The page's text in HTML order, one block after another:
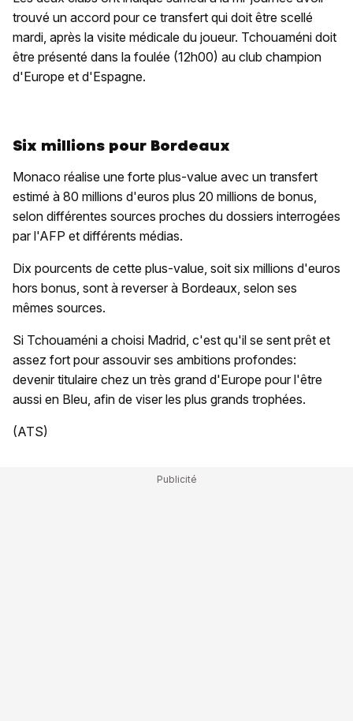
trouvé un accord pour ce transfert qui doit être scellé
mardi, après la visite médicale du joueur. Tchouaméni doit
être présenté dans la foulée (12h00) au club champion
d'Europe et d'Espagne.
Six millions pour Bordeaux
Monaco réalise une forte plus-value avec un transfert
estimé à 80 millions d'euros plus 20 millions de bonus,
selon différentes sources proches du dossiers interrogées
par l'AFP et différents médias.
Dix pourcents de cette plus-value, soit six millions d'euros
hors bonus, sont à reverser à Bordeaux, selon ses
mêmes sources.
Si Tchouaméni a choisi Madrid, c'est qu'il se sent prêt et
assez fort pour assouvir ses ambitions profondes:
devenir titulaire chez un très grand d'Europe pour l'être
aussi en Bleu, afin de viser les plus grands trophées.
(ATS)